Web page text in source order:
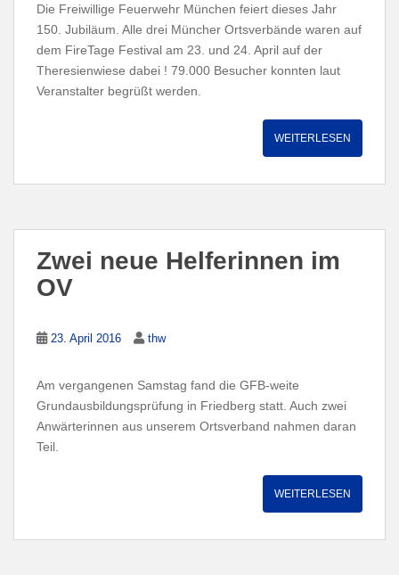
Die Freiwillige Feuerwehr München feiert dieses Jahr
150. Jubiläum. Alle drei Müncher Ortsverbände waren auf
dem FireTage Festival am 23. und 24. April auf der
Theresienwiese dabei ! 79.000 Besucher konnten laut
Veranstalter begrüßt werden.
WEITERLESEN
Zwei neue Helferinnen im
OV
23. April 2016 thw
Am vergangenen Samstag fand die GFB-weite
Grundausbildungsprüfung in Friedberg statt. Auch zwei
Anwärterinnen aus unserem Ortsverband nahmen daran
Teil.
WEITERLESEN